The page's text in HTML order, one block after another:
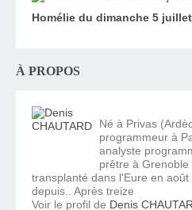
Homélie du dimanche 5
À PROPOS
Né à Privas
programmeur à
analyste
prêtre à Grenoble
transplanté dans l'Eure en
depuis.. Après treize
Voir le profil de Denis